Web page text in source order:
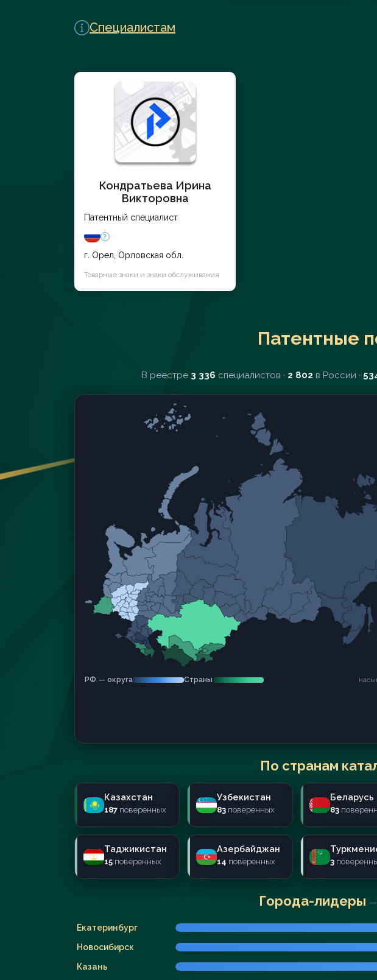
Перейти в каталог
Специалистам
Кондратьева Ирина
Викторовна
Патентный специалист
г. Орел, Орловская обл.
Товарные знаки и знаки обслуживания
Патентные
В реестре 3 336 специалистов · 2 802 в России ·
РФ — округа Страны
По странам
Казахстан
187 поверенных
Узбекистан
83 поверенных
Беларусь
83
Таджикистан
15 поверенных
Азербайджан
14 поверенных 3
Города-лидеры —
Екатеринбург
Новосибирск
Казань